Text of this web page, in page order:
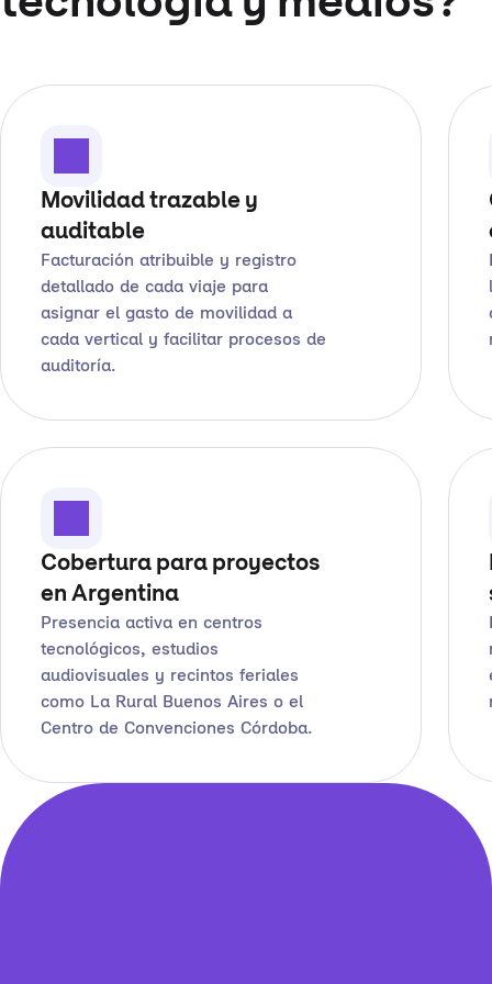
Movilidad trazable y
auditable
Facturación atribuible y registro
detallado de cada viaje para
asignar el gasto de movilidad a
cada vertical y facilitar procesos de
auditoría.
Cobertura para proyectos
en Argentina
Presencia activa en centros
tecnológicos, estudios
audiovisuales y recintos feriales
como La Rural Buenos Aires o el
Centro de Convenciones Córdoba.